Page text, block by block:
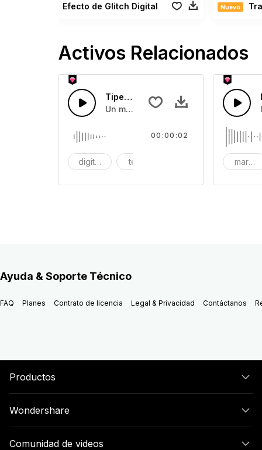
Efecto de Glitch Digital Nuevo
Activos Relacionados
Tipeo Digital
Un mensaje eléctrico corto se
digitall texto digitall typing
00:00:02
Ayuda & Soporte Técnico
FAQ Planes Contrato de licencia Legal & Privacidad Contáctanos
Productos
Wondershare
Comunidad de videos